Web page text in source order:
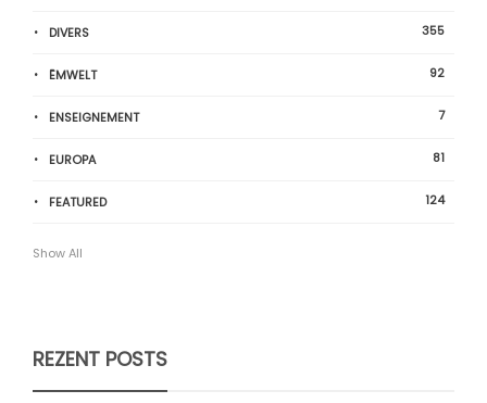
DIVERS 355
ËMWELT 92
ENSEIGNEMENT 7
EUROPA 81
FEATURED 124
Show All
REZENT POSTS